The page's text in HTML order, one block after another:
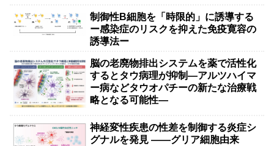
制御性B細胞を「時限的」に誘導する
ー感染症のリスクを抑えた免疫寛容の
誘導法ー
脳の老廃物排出システムを薬で活性化
するとタウ病理が抑制―アルツハイマ
ー病などタウオパチーの新たな治療戦
略となる可能性―
神経変性疾患の性差を制御する炎症シ
グナルを発見 ――グリア細胞由来